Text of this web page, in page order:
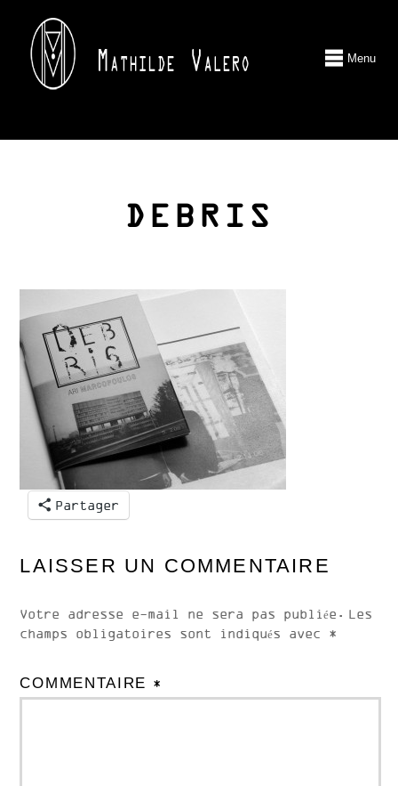
Menu
DEBRIS
Partager
LAISSER UN COMMENTAIRE
Votre adresse e-mail ne sera pas publiée. Les
champs obligatoires sont indiqués avec *
COMMENTAIRE *